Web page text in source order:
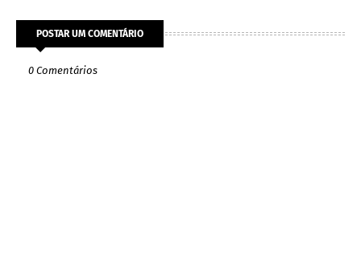
POSTAR UM COMENTÁRIO
0 Comentários